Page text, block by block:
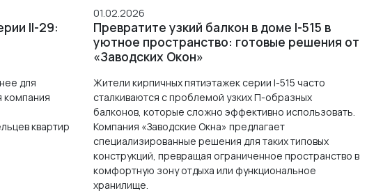
II-29:
для
компания
квартир
01.02.2026
Превратите узкий балкон в доме I-515 в
уютное пространство: готовые решения от
«Заводских Окон»
Жители кирпичных пятиэтажек серии I-515 часто
сталкиваются с проблемой узких П-образных
балконов, которые сложно эффективно использовать.
Компания «Заводские Окна» предлагает
специализированные решения для таких типовых
конструкций, превращая ограниченное пространство в
комфортную зону отдыха или функциональное
хранилище.